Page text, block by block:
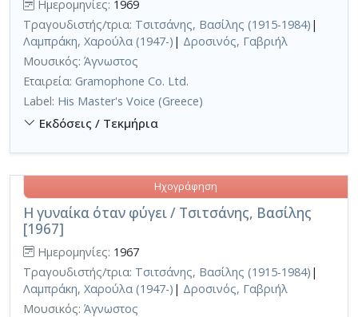
Ημερομηνίες: 1969
Τραγουδιστής/τρια: Τσιτσάνης, Βασίλης (1915-1984) |
Λαμπράκη, Χαρούλα (1947-) | Δροσινός, Γαβριήλ
Μουσικός: Άγνωστος
Εταιρεία: Gramophone Co. Ltd.
Label: His Master's Voice (Greece)
Εκδόσεις / Τεκμήρια
Η γυναίκα όταν φύγει / Τσιτσάνης, Βασίλης
[1967]
Ηχογράφηση
Ημερομηνίες: 1967
Τραγουδιστής/τρια: Τσιτσάνης, Βασίλης (1915-1984) |
Λαμπράκη, Χαρούλα (1947-) | Δροσινός, Γαβριήλ
Μουσικός: Άγνωστος